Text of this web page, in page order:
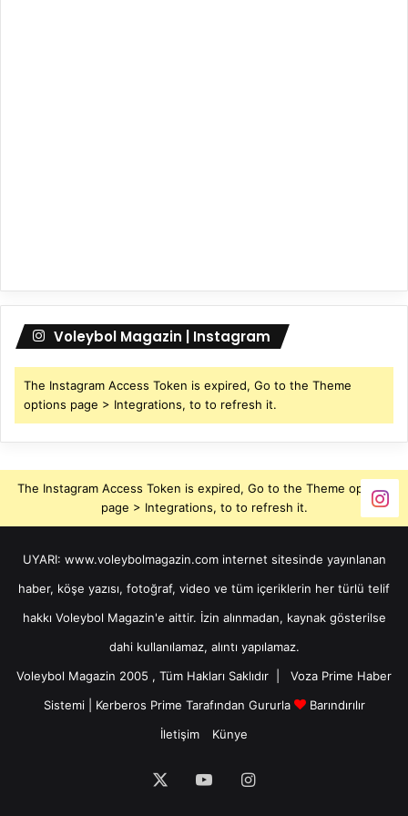
Voleybol Magazin | Instagram
The Instagram Access Token is expired, Go to the Theme
options page > Integrations, to to refresh it.
The Instagram Access Token is expired, Go to the Theme options
page > Integrations, to to refresh it.
UYARI: www.voleybolmagazin.com internet sitesinde yayınlanan
haber, köşe yazısı, fotoğraf, video ve tüm içeriklerin her türlü telif
hakkı Voleybol Magazin'e aittir. İzin alınmadan, kaynak gösterilse
dahi kullanılamaz, alıntı yapılamaz.
Voleybol Magazin 2005 , Tüm Hakları Saklıdır | Voza Prime Haber
Sistemi| Kerberos Prime Tarafından Gururla
Barındırılır
İletişim
Künye
YouTubeInstagram